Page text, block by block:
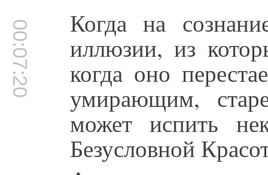
00:07:20 Когда на
иллюзии, из
когда оно
умирающим,
может испить
Безусловной